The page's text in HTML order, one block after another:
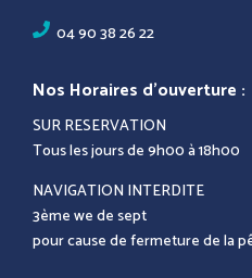
04 90 38 26 22
Nos Horaires d’ouverture :
SUR RESERVATION
Tous les jours de 9h00 à 18h00
NAVIGATION INTERDITE
3ème we de sept
pour cause de fermeture de la